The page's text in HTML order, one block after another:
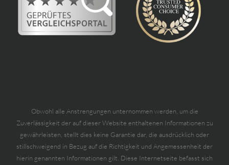
Obwohl alle Anstrengungen unternommen werden, um die
Zuverlässigkeit der auf dieser Website enthaltenen Informationen zu
gewährleisten, stellt dies keine Garantie dar, die ausdrücklich oder
stillschweigend in Bezug auf die Richtigkeit und Angemessenheit der
hierin genannten Informationen gilt. Diese Internetseite befasst sich